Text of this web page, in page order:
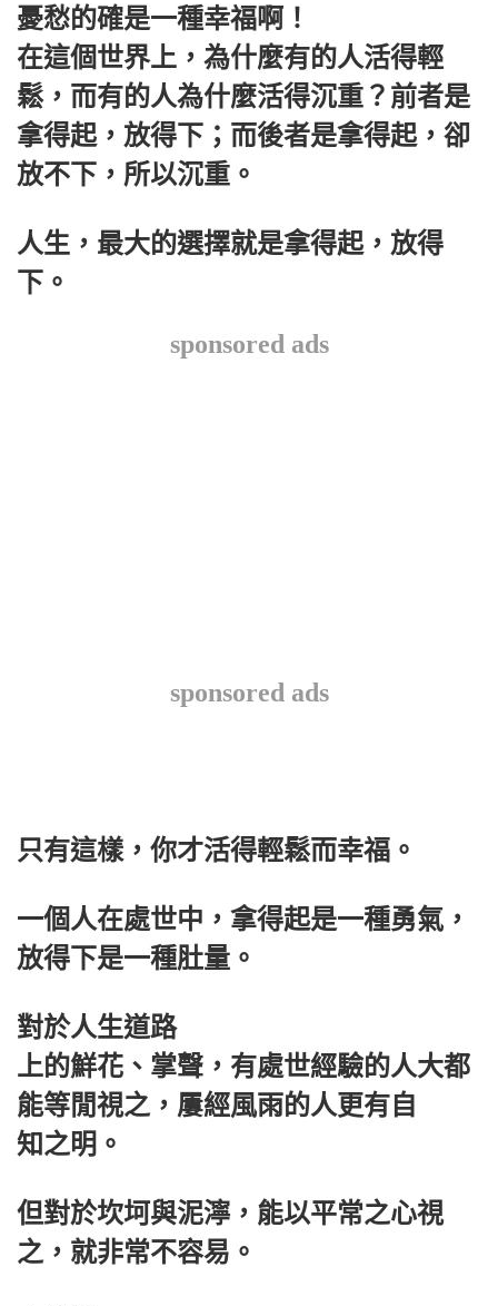
憂愁的確是一種幸福啊！
在這個世界上，為什麼有的人活得輕
鬆，而有的人為什麼活得沉重？前者是
拿得起，放得下；而後者是拿得起，卻
放不下，所以沉重。
人生，最大的選擇就是拿得起，放得
下。
sponsored ads
sponsored ads
只有這樣，你才活得輕鬆而幸福。
一個人在處世中，拿得起是一種勇氣，
放得下是一種肚量。
對於人生道路
上的鮮花、掌聲，有處世經驗的人大都
能等閒視之，屢經風雨的人更有自
知之明。
但對於坎坷與泥濘，能以平常之心視
之，就非常不容易。